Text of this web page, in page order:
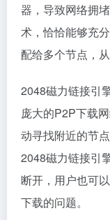
器，导致网络拥
术，恰恰能够充
配给多个节点，
2048磁力链接引
庞大的P2P下载
动寻找附近的节
2048磁力链接引
断开，用户也可
下载的问题。